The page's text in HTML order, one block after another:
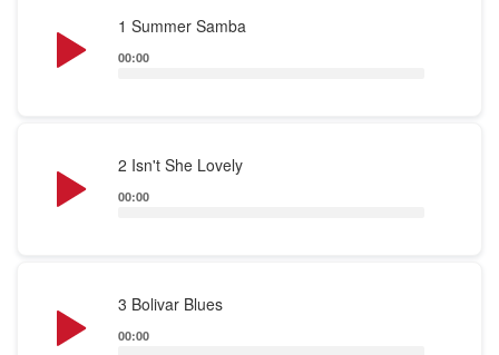
1 Summer Samba
Player
00:00
2 Isn't She Lovely
Player
00:00
3 Bolivar Blues
Player
00:00